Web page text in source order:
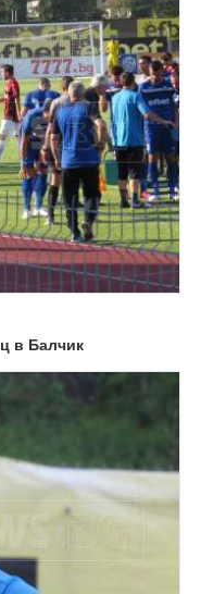
в Балчик